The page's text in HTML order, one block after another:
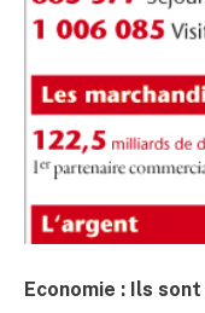
Economie : Ils